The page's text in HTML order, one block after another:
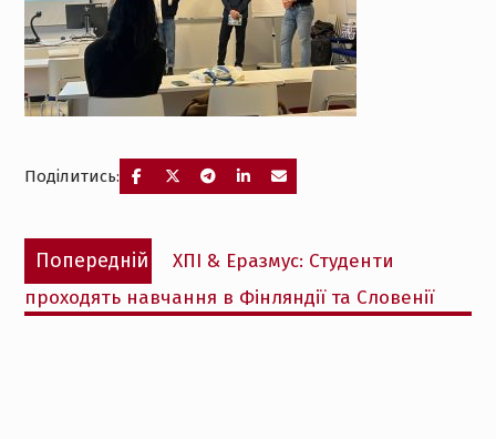
Поділитись:
Навігація
записів
Попередній
Попередній
запис:
ХПІ & Еразмус: Студенти
проходять навчання в Фінляндії та Словенії